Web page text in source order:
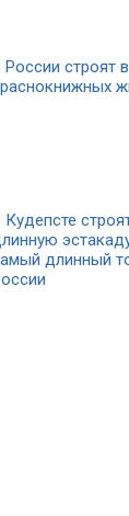
России строят
Кудепсте
длинный